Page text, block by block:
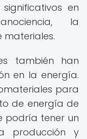
en
la
también han
en la energía.
para
de energía de
podría tener un
producción y